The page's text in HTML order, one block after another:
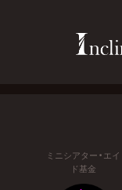
ミニシアター・エイ
ド基金